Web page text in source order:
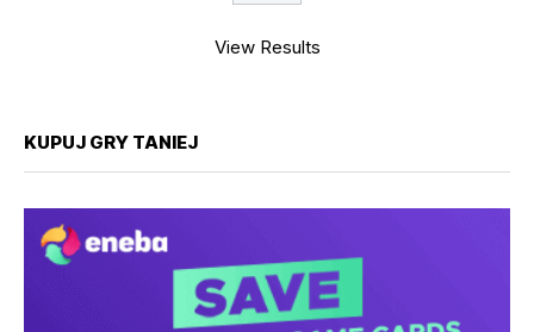
View Results
KUPUJ GRY TANIEJ